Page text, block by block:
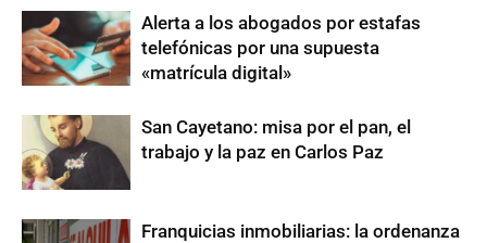
Alerta a los abogados por estafas
telefónicas por una supuesta
«matrícula digital»
San Cayetano: misa por el pan, el
trabajo y la paz en Carlos Paz
Franquicias inmobiliarias: la ordenanza